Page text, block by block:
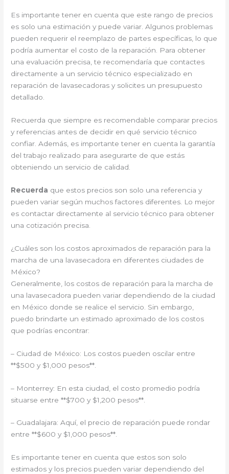
Es importante tener en cuenta que este rango de precios
es solo una estimación y puede variar. Algunos problemas
pueden requerir el reemplazo de partes específicas, lo que
podría aumentar el costo de la reparación. Para obtener
una evaluación precisa, te recomendaría que contactes
directamente a un servicio técnico especializado en
reparación de lavasecadoras y solicites un presupuesto
detallado.
Recuerda que siempre es recomendable comparar precios
y referencias antes de decidir en qué servicio técnico
confiar. Además, es importante tener en cuenta la garantía
del trabajo realizado para asegurarte de que estás
obteniendo un servicio de calidad.
Recuerda que estos precios son solo una referencia y
pueden variar según muchos factores diferentes. Lo mejor
es contactar directamente al servicio técnico para obtener
una cotización precisa.
¿Cuáles son los costos aproximados de reparación para la
marcha de una lavasecadora en diferentes ciudades de
México?
Generalmente, los costos de reparación para la marcha de
una lavasecadora pueden variar dependiendo de la ciudad
en México donde se realice el servicio. Sin embargo,
puedo brindarte un estimado aproximado de los costos
que podrías encontrar:
– Ciudad de México: Los costos pueden oscilar entre
**$500 y $1,000 pesos**.
– Monterrey: En esta ciudad, el costo promedio podría
situarse entre **$700 y $1,200 pesos**.
– Guadalajara: Aquí, el precio de reparación puede rondar
entre **$600 y $1,000 pesos**.
Es importante tener en cuenta que estos son solo
estimados y los precios pueden variar dependiendo del